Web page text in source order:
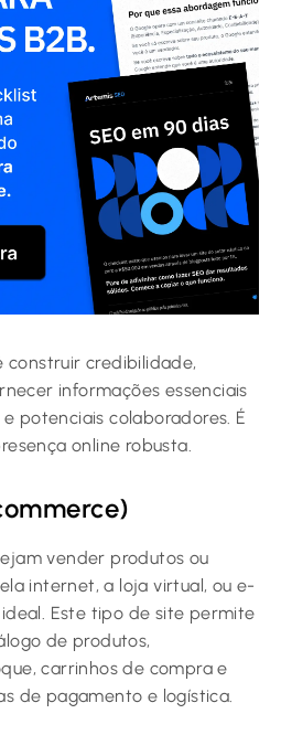
construir credibilidade,
informações essenciais
potenciais colaboradores. É
online robusta.
vender produtos ou
internet, a loja virtual, ou e-
Este tipo de site permite
de produtos,
carrinhos de compra e
de pagamento e logística.